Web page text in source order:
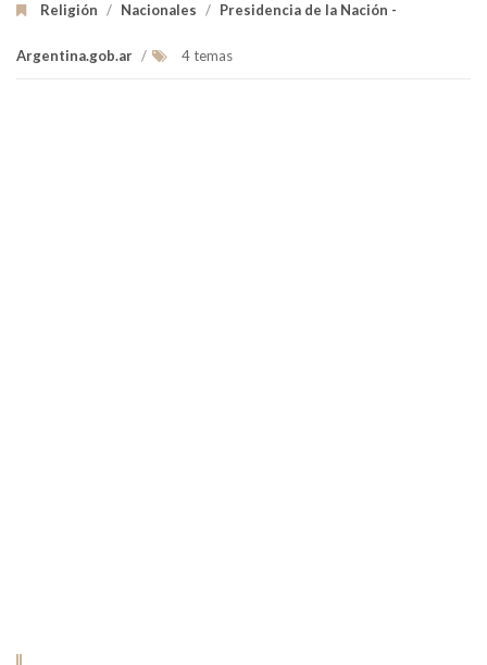
Religión / Nacionales / Presidencia de la Nación -
Argentina.gob.ar / 4 temas